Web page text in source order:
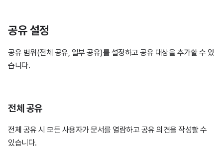
공유 설정
공유 범위(전체 공유, 일부 공유)를 설정하고 공유 대상을 추가할 수 있
습니다.
전체 공유
전체 공유 시 모든 사용자가 문서를 열람하고 공유 의견을 작성할 수
있습니다.